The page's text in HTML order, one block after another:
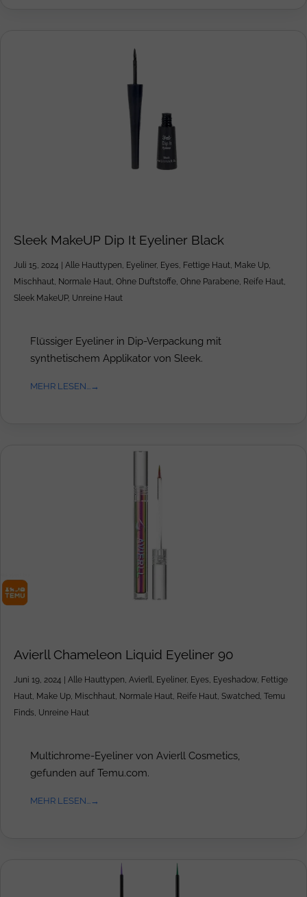
Sleek MakeUP Dip It Eyeliner Black
Juli 15, 2024 | Alle Hauttypen, Eyeliner, Eyes, Fettige Haut, Make Up,
Mischhaut, Normale Haut, Ohne Duftstoffe, Ohne Parabene, Reife Haut,
Sleek MakeUP, Unreine Haut
Flüssiger Eyeliner in Dip-Verpackung mit
synthetischem Applikator von Sleek.
MEHR LESEN...
Avierll Chameleon Liquid Eyeliner 90
Juni 19, 2024 Alle Hauttypen, Avierll, Eyeliner, Eyes, Eyeshadow, Fettige
Haut, Make Up, Mischhaut, Normale Haut, Reife Haut, Swatched, Temu
Finds, Unreine Haut
Multichrome-Eyeliner von Avierll Cosmetics,
gefunden auf Temu.com.
MEHR LESEN...